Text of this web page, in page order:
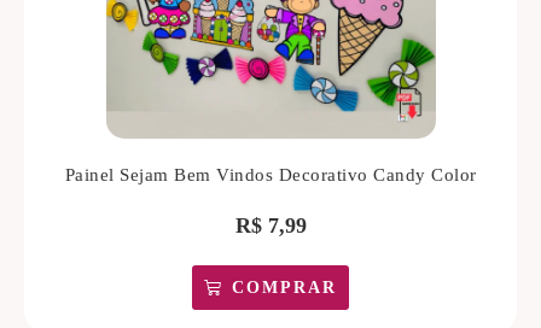
Painel Sejam Bem Vindos Decorativo Candy Color
R$7,99
COMPRAR